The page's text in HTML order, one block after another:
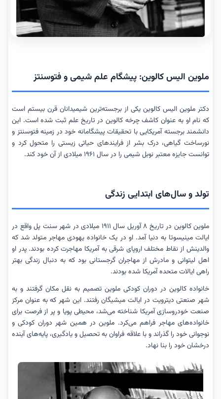
ملوین الیس کالوین: پیشگام علم شیمی و فتوسنتز
دکتر ملوین الیس کالوین یکی از برجسته‌ترین شیمیدانان قرن بیستم است
که نام او به عنوان کاشف چرخه کالوین در تاریخ علم ثبت شده است. این
دانشمند برجسته آمریکایی با تحقیقات پیشگامانه خود در زمینه فتوسنتز و
نورساخت گیاهی، درک بشر از فرایندهای حیاتی زیستی را متحول کرد و
توانست جایزه معتبر نوبل شیمی را در سال ۱۹۶۱ میلادی از آن خود کند.
تولد و سال‌های ابتدایی زندگی
ملوین کالوین در تاریخ ۸ آوریل سال ۱۹۱۱ میلادی در شهر سنت پل واقع در
ایالت مینیسوتا به دنیا آمد. او در یک خانواده یهودی مهاجر متولد شد که
والدینش از نقاط مختلف اروپای شرقی به آمریکا مهاجرت کرده بودند. پدر او
اهل لیتوانی و مادرش از مهاجران گرجستانی بود که به دنبال زندگی بهتر
راهی ایالات متحده آمریکا شده بودند.
خانواده کالوین در دوران کودکی ملوین تصمیم به نقل مکان گرفتند و به
شهر صنعتی دیترویت در ایالت میشیگان رفتند. این شهر که به عنوان مرکز
صنعت خودروسازی آمریکا شناخته می‌شد، محیطی پویا و پر از فرصت برای
خانواده‌های مهاجر فراهم می‌کرد. ملوین در همین شهر دوران کودکی و
نوجوانی خود را گذراند و با علاقه فراوان به تحصیل و یادگیری، پایه‌های آینده
درخشان خود را بنا نهاد.